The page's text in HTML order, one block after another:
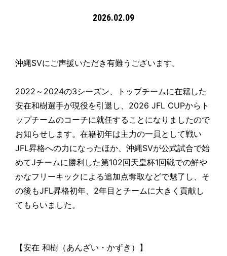
2026.02.09
沖縄SVにご声援いただき有難うございます。
2022～2024の3シーズン、トップチームに在籍した
安在和樹選手が現役を引退し、2026 JFL CUPからト
ップチームのコーチに就任することになりましたので
お知らせします。在籍初年は主力の一員として戦い
JFL昇格への力になったほか、沖縄SVが公式試合で始
めてJチームに勝利した第102回天皇杯1回戦での鮮や
かなフリーキックによる追加点奪取などで魅了し、そ
の後もJFL昇格初年、2年目とチームに大きく貢献し
てもらいました。
【安在 和樹（あんざい・かずき）】